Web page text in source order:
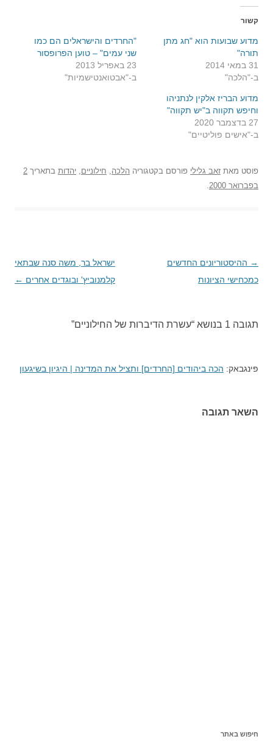
קשור
מדוע שבועות הוא "חג מתן
תורה"
31 במאי 2014
ב-"הלכה"
"החרדים והישראלים הם כמו
שני עמים" – טוען הפרופסור
23 באפריל 2013
ב-"אבטואנטישמיות"
מדוע הבריז אלקין לנתניהו
וחיפש תקווה ב"יש תקווה"
27 בדצמבר 2020
ב-"אישים פוליטיים"
פוסט מאת זאב גלילי פורסם בקטגוריה הלכה, חילוניים, יהדות בתאריך 2
בפברואר 2000
.
ניווט
בפוסטים
→ ההיסטוריונים החדשים
כמכחישי הציונות
ישראל בר, משה סנה שבתאי
קלמנוביץ' ובוגדים אחרים ←
תגובה 1 בנושא “ עשרת הדיברות של החילוניים”
פינגבאק: הכה ביהודים [החרדים] ותציל את המדינה | היגיון בשיגעון
השאר תגובה
חיפוש באתר